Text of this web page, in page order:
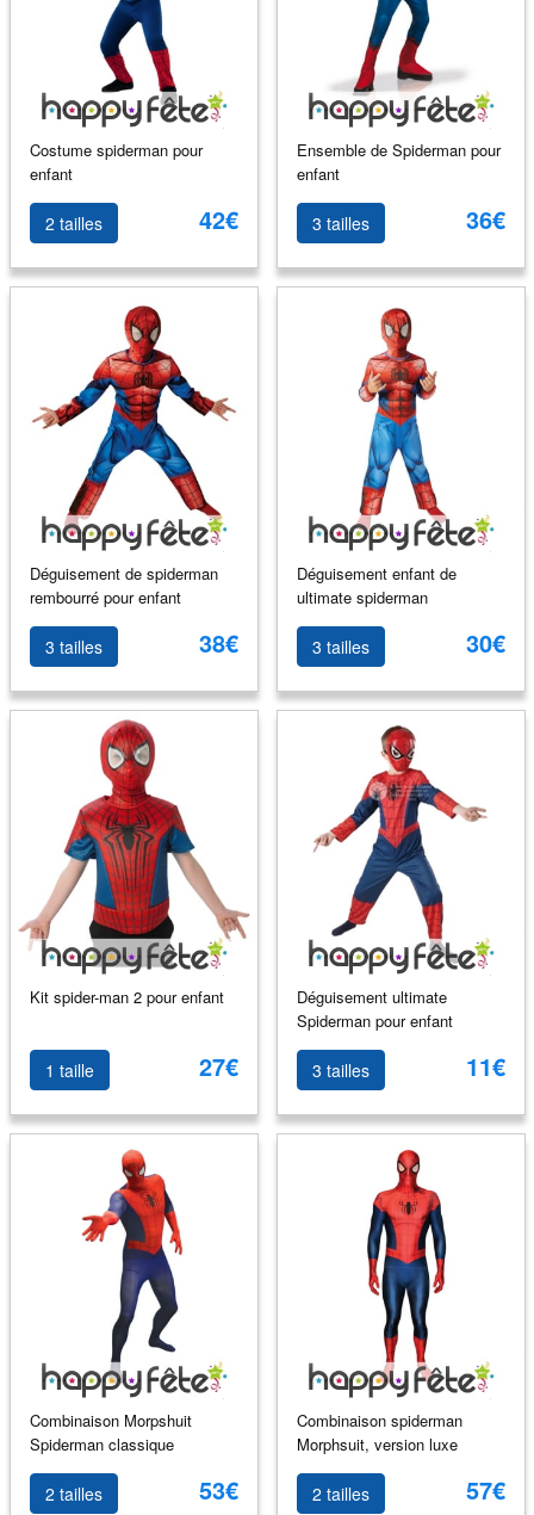
Costume spiderman pour
enfant
2 tailles 42€
Ensemble de Spiderman pour
enfant
3 tailles 36€
Déguisement de spiderman
rembourré pour enfant
3 tailles 38€
Déguisement enfant de
ultimate spiderman
3 tailles 30€
Kit spider-man 2 pour enfant
1 taille 27€
Déguisement ultimate
Spiderman pour enfant
3 tailles 11€
Combinaison Morpshuit
Spiderman classique
2 tailles 53€
Combinaison spiderman
Morphsuit, version luxe
2 tailles 57€